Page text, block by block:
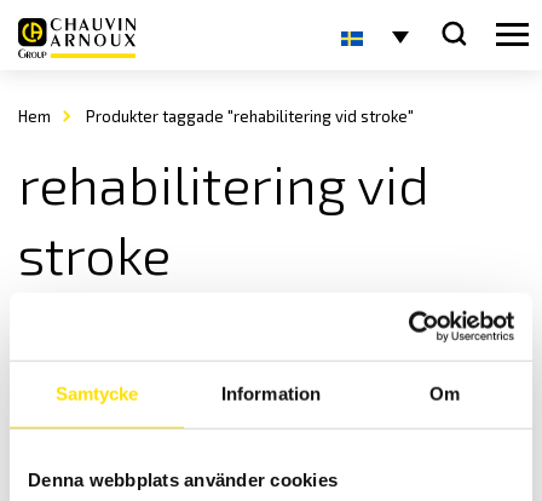
Samtycke Information Om
Denna webbplats använder cookies
Hem Produkter taggade "rehabilitering vid stroke"
rehabilitering vid
stroke